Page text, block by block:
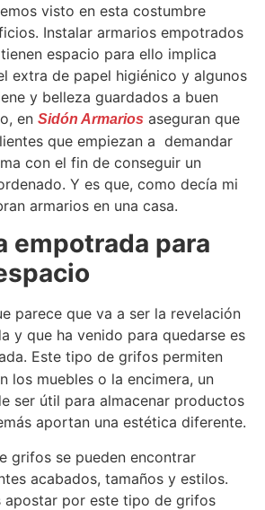
visto en esta costumbre
Instalar armarios empotrados
espacio para ello implica
extra de papel higiénico y algunos
y belleza guardados a buen
en Sidón Armarios aseguran que
que empiezan a demandar
con el fin de conseguir un
Y es que, como decía mi
armarios en una casa.
empotrada para
parece que va a ser la revelación
y que ha venido para quedarse es
Este tipo de grifos permiten
los muebles o la encimera, un
ser útil para almacenar productos
aportan una estética diferente.
grifos se pueden encontrar
acabados, tamaños y estilos.
apostar por este tipo de grifos